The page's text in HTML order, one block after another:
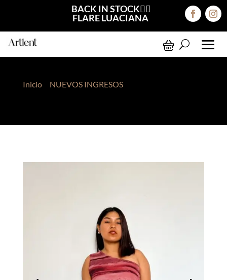
BACK IN STOCK❤️‍🔥
FLARE LUACIANA
Inicio> NUEVOS INGRESOS> Top Mesh Asimétrico